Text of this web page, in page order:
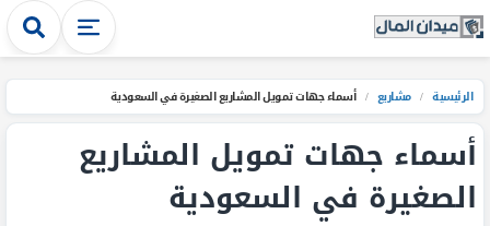
الرئيسية / مشاريع / أسماء جهات تمويل المشاريع الصغيرة في السعودية
أسماء جهات تمويل المشاريع
الصغيرة في السعودية